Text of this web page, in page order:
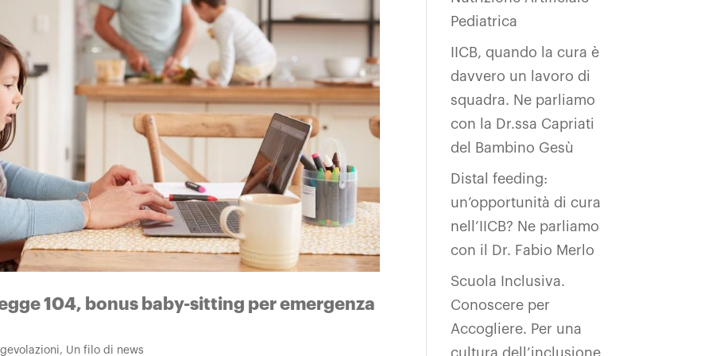
104, bonus baby-sitting per emergenza
, Un filo di news
Pediatrica
IICB, quando la cura è
davvero un lavoro di
squadra. Ne parliamo
con la Dr.ssa Capriati
del Bambino Gesù
Distal feeding:
un’opportunità di cura
nell’IICB? Ne parliamo
con il Dr. Fabio Merlo
Scuola Inclusiva.
Conoscere per
Accogliere. Per una
cultura dell’inclusione